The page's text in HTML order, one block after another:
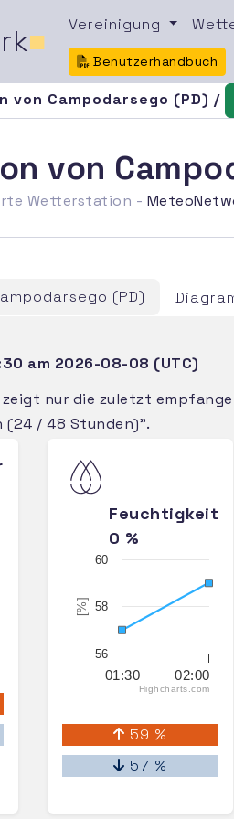
■ Vereinigung
Benutzerhandbuch
von Campodarsego (PD) /
von
Wetterstation -
(PD)
am 2026-08-08 (UTC)
zeigt nur die zuletzt
(24 / 48 Stunden)".
Feuchtigkeit
0 %
[%]
01:30 02:00
56
58
60
Highcharts.com
59 %
57 %